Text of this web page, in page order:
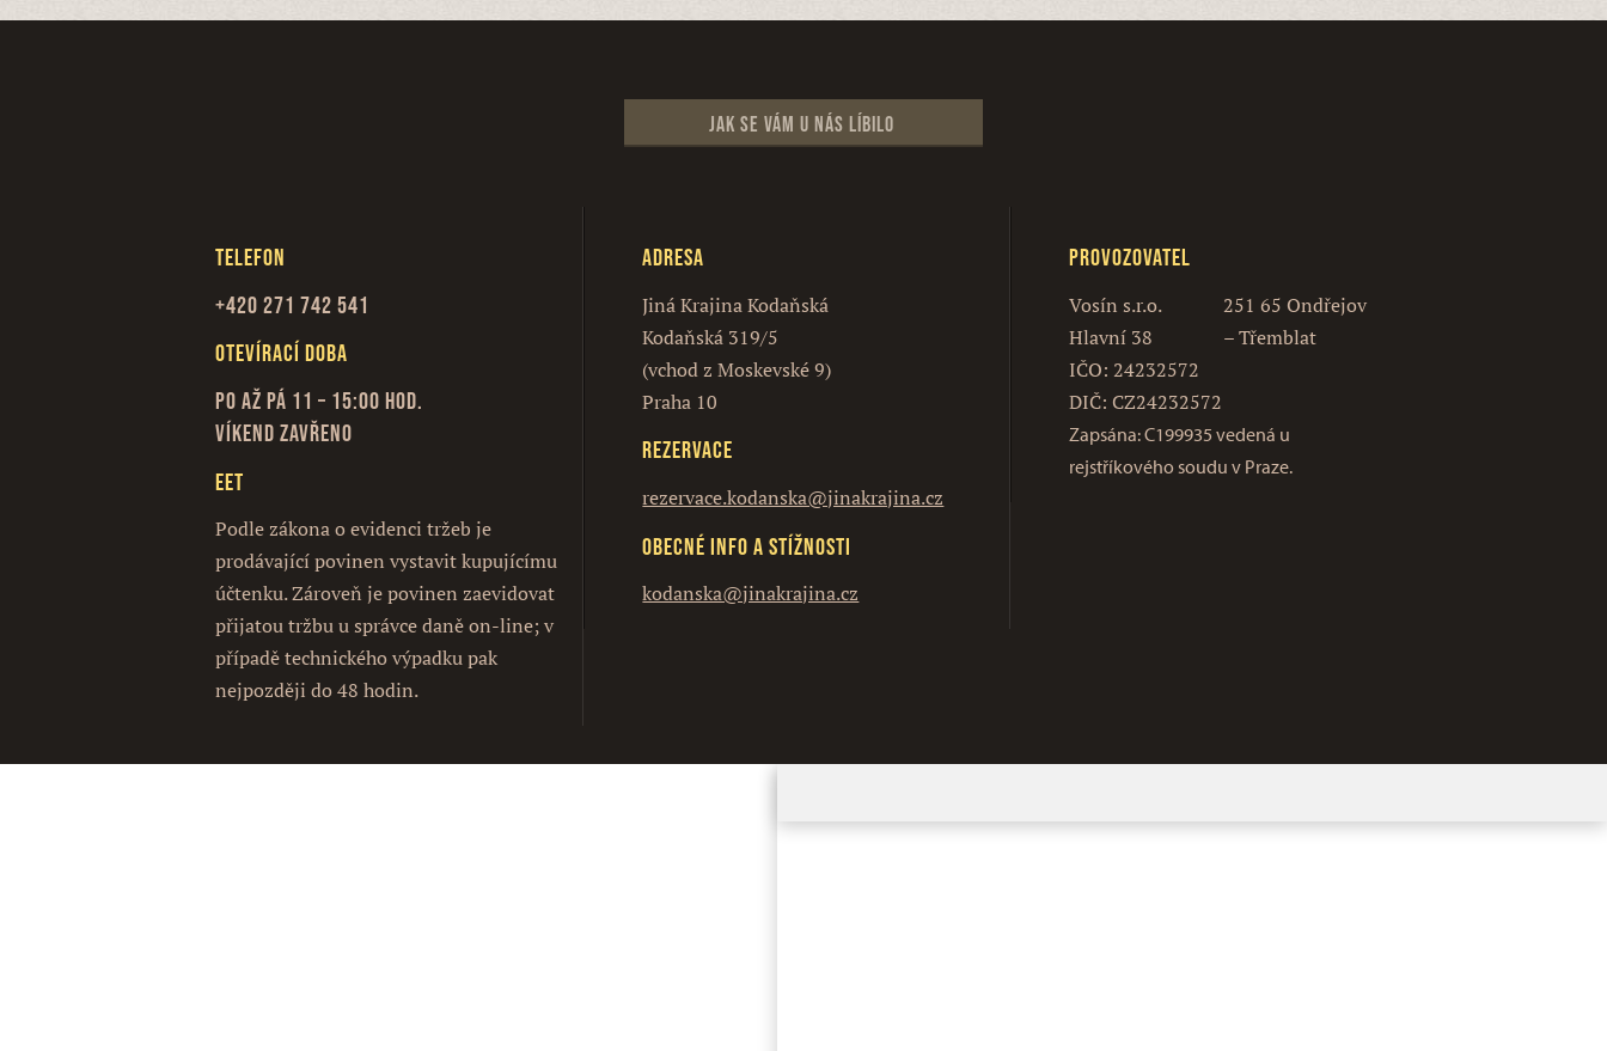
Jak se vám u nás líbilo
Telefon
+420 271 742 541
Otevírací doba
Po až Pá 11 – 15:00 hod.
Víkend zavřeno
EET
Podle zákona o evidenci tržeb je
prodávající povinen vystavit kupujícímu
účtenku. Zároveň je povinen zaevidovat
přijatou tržbu u správce daně on-line; v
případě technického výpadku pak
nejpozději do 48 hodin.
Adresa
Jiná Krajina Kodaňská
Kodaňská 319/5
(vchod z Moskevské 9)
Praha 10
Rezervace
rezervace.kodanska@jinakrajina.cz
Obecné info a stížnosti
kodanska@jinakrajina.cz
Provozovatel
Vosín s.r.o.
Hlavní 38
251 65 Ondřejov
– Třemblat
IČO: 24232572
DIČ: CZ24232572
Zapsána: C199935 vedená u
rejstříkového soudu v Praze.